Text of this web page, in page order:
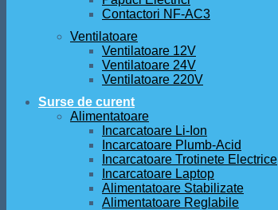
Contactori NF-AC3
Ventilatoare
Ventilatoare 12V
Ventilatoare 24V
Ventilatoare 220V
Surse de curent
Alimentatoare
Incarcatoare Li-Ion
Incarcatoare Plumb-Acid
Incarcatoare Trotinete Electrice
Incarcatoare Laptop
Alimentatoare Stabilizate
Alimentatoare Reglabile